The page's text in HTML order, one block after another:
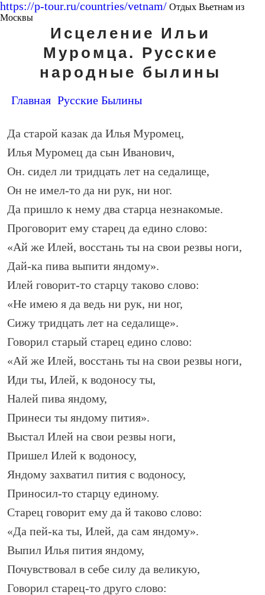
https://p-tour.ru/countries/vetnam/ Отдых Вьетнам из
Москвы
Исцеление Ильи
Муромца. Русские
народные былины
Главная Русские Былины
Да старой казак да Илья Муромец,
Илья Муромец да сын Иванович,
Он. сидел ли тридцать лет на седалище,
Он не имел-то да ни рук, ни ног.
Да пришло к нему два старца незнакомые.
Проговорит ему старец да едино слово:
«Ай же Илей, восстань ты на свои резвы ноги,
Дай-ка пива выпити яндому».
Илей говорит-то старцу таково слово:
«Не имею я да ведь ни рук, ни ног,
Сижу тридцать лет на седалище».
Говорил старый старец едино слово:
«Ай же Илей, восстань ты на свои резвы ноги,
Иди ты, Илей, к водоносу ты,
Налей пива яндому,
Принеси ты яндому пития».
Выстал Илей на свои резвы ноги,
Пришел Илей к водоносу,
Яндому захватил пития с водоносу,
Приносил-то старцу единому.
Старец говорит ему да й таково слово:
«Да пей-ка ты, Илей, да сам яндому».
Выпил Илья пития яндому,
Почувствовал в себе силу да великую,
Говорил старец-то друго слово: